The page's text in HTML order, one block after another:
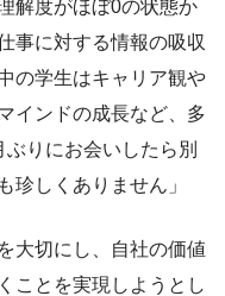
解度がほぼ0の状態か
事に対する情報の吸収
の学生はキャリア観や
インドの成長など、多
りにお会いしたら別
珍しくありません」
大切にし、自社の価値
ことを実現しようとし